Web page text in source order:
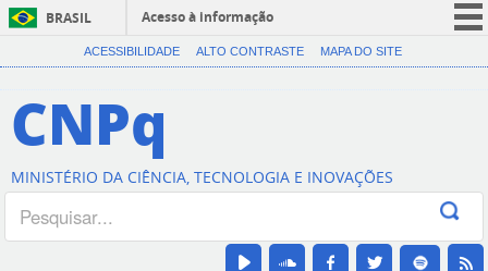
BRASIL
Acesso à informação
CORONAVÍRUS (COVID-19)
Canais
ACESSIBILIDADE ALTO CONTRASTE MAPA DO SITE
CNPq
MINISTÉRIO DA CIÊNCIA, TECNOLOGIA E INOVAÇÕES